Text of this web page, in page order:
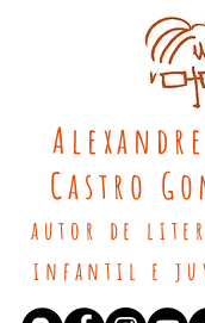
Castro
autor de
infantil e